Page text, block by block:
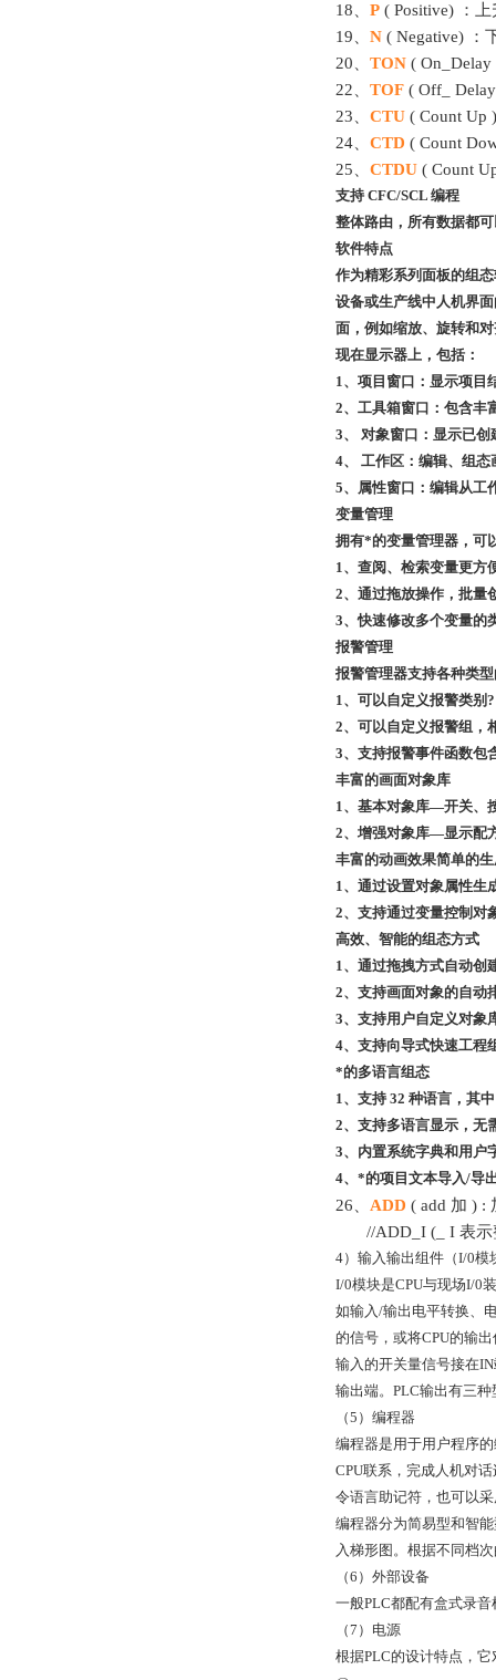
18、 P ( Positive) ：上
19、 N ( Negative) ：
20、 TON (
22、 TOF ( Off_
23、 CTU ( Count Up
24、 CTD ( Count
25、 CTDU ( Count
支持 CFC/SCL 编程
整体路由，所有数据都
软件特点
作为精彩系列面板的组
设备或生产线中人机界
面，例如缩放、旋转和
现在显示器上，包括：
1、项目窗口：显示项目
2、工具箱窗口：包含丰
3、 对象窗口：显示已
4、 工作区：编辑、组态
5、属性窗口：编辑从工
变量管理
拥有*的变量管理器，可
1、查阅、检索变量更方
2、通过拖放操作，批量
3、快速修改多个变量的
报警管理
报警管理器支持各种类
1、可以自定义报警类别
2、可以自定义报警组，
3、支持报警事件函数包
丰富的画面对象库
1、基本对象库—开关、
2、增强对象库—显示配
丰富的动画效果简单的
1、通过设置对象属性生
2、支持通过变量控制对
高效、智能的组态方式
1、通过拖拽方式自动创
2、支持画面对象的自动
3、支持用户自定义对象
4、支持向导式快速工程
*的多语言组态
1、支持 32 种语言，其
2、支持多语言显示，无
3、内置系统字典和用户
4、*的项目文本导入/导
26、 ADD ( add
//ADD_I (_ I 表示
4）输入输出组件（I/0模
I/0模块是CPU与现场I/
如输入/输出电平转换、
的信号，或将CPU的输
输入的开关量信号接在
输出端。PLC输出有三
（5）编程器
编程器是用于用户程序
CPU联系，完成人机对
令语言助记符，也可以
编程器分为简易型和智
入梯形图。根据不同档
（6）外部设备
一般PLC都配有盒式录
（7）电源
根据PLC的设计特点，